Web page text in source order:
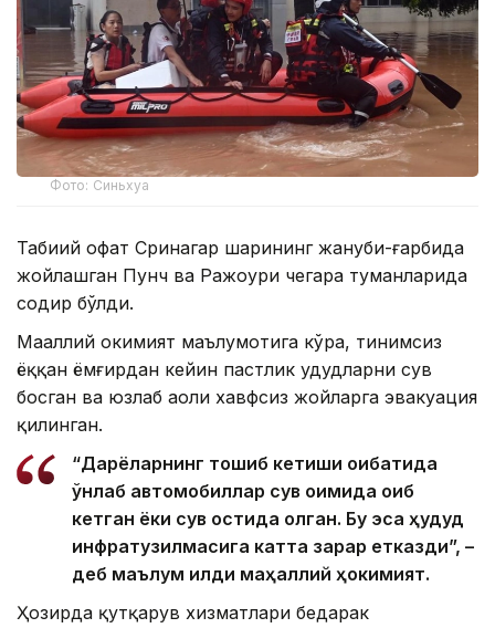
Фото: Синьхуа
Табиий офат Сринагар шаҳрининг жануби-ғарбида
жойлашган Пунч ва Ражоури чегара туманларида
содир бўлди.
Маҳаллий ҳокимият маълумотига кўра, тинимсиз
ёққан ёмғирдан кейин пастлик ҳудудларни сув
босган ва юзлаб аҳоли хавфсиз жойларга эвакуация
қилинган.
“Дарёларнинг тошиб кетиши оқибатида
ўнлаб автомобиллар сув оқимида оқиб
кетган ёки сув остида қолган. Бу эса ҳудуд
инфратузилмасига катта зарар етказди”, –
деб маълум қилди маҳаллий ҳокимият.
Ҳозирда қутқарув хизматлари бедарак